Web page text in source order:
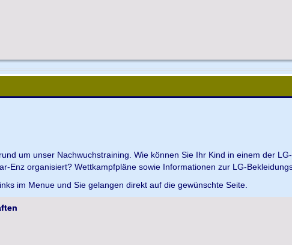
um unser Nachwuchstraining. Wie können Sie Ihr Kind in einem der
Enz organisiert? Wettkampfpläne sowie Informationen zur LG-
im Menue und Sie gelangen direkt auf die gewünschte Seite.